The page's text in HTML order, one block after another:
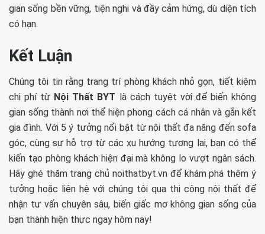
gian sống bền vững, tiện nghi và đầy cảm hứng, dù diện tích
có hạn.
Kết Luận
Chúng tôi tin rằng trang trí phòng khách nhỏ gọn, tiết kiệm
chi phí từ Nội Thất BYT là cách tuyệt vời để biến không
gian sống thành nơi thể hiện phong cách cá nhân và gắn kết
gia đình. Với 5 ý tưởng nổi bật từ nội thất đa năng đến sofa
góc, cùng sự hỗ trợ từ các xu hướng tương lai, bạn có thể
kiến tạo phòng khách hiện đại mà không lo vượt ngân sách.
Hãy ghé thăm trang chủ noithatbyt.vn để khám phá thêm ý
tưởng hoặc liên hệ với chúng tôi qua thi công nội thất để
nhận tư vấn chuyên sâu, biến giấc mơ không gian sống của
bạn thành hiện thực ngay hôm nay!